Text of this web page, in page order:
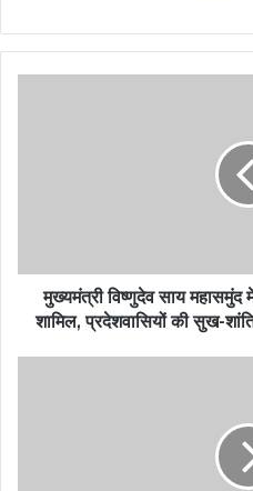
मुख्यमंत्री विष्णुदेव साय
शामिल, प्रदेशवासियों की सुख-